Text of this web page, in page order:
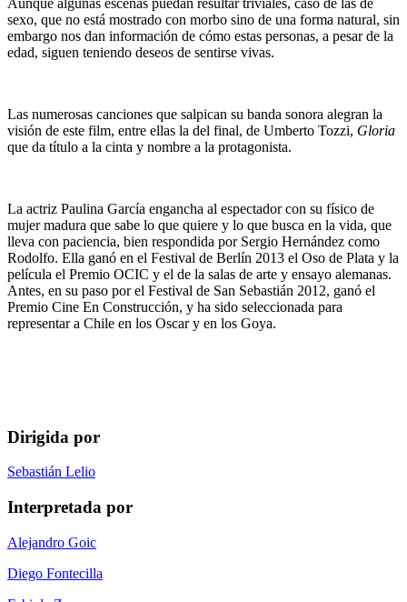
sexo, que no está mostrado con morbo sino de una forma natural, sin
embargo nos dan información de cómo estas personas, a pesar de la
edad, siguen teniendo deseos de sentirse vivas.
Las numerosas canciones que salpican su banda sonora alegran la
visión de este film, entre ellas la del final, de Umberto Tozzi, Gloria
que da título a la cinta y nombre a la protagonista.
La actriz Paulina García engancha al espectador con su físico de
mujer madura que sabe lo que quiere y lo que busca en la vida, que
lleva con paciencia, bien respondida por Sergio Hernández como
Rodolfo. Ella ganó en el Festival de Berlín 2013 el Oso de Plata y la
película el Premio OCIC y el de la salas de arte y ensayo alemanas.
Antes, en su paso por el Festival de San Sebastián 2012, ganó el
Premio Cine En Construcción, y ha sido seleccionada para
representar a Chile en los Oscar y en los Goya.
Dirigida por
Sebastián Lelio
Interpretada por
Alejandro Goic
Diego Fontecilla